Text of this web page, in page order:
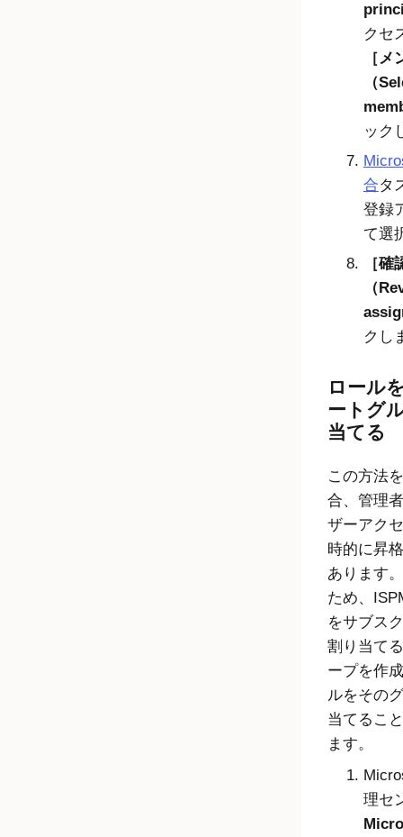
クセ
メ
（
ック
合タ
登録
て選
確
（
クし
ロール
ートグ
当てる
この方法
合、管理
ザーアク
時的に昇
あります
ため、
をサブス
割り当て
ープを作
ルをその
当てるこ
ます。
理セ